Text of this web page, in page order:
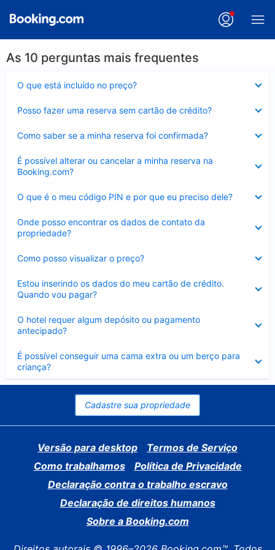
As 10 perguntas mais frequentes
O que está incluído no preço?
Posso fazer uma reserva sem cartão de crédito?
Como saber se a minha reserva foi confirmada?
É possível alterar ou cancelar a minha reserva na
Booking.com?
Contraído
O que é o meu código PIN e por que eu preciso dele?
Onde posso encontrar os dados de contato da
propriedade?
Como posso visualizar o preço?
Estou inserindo os dados do meu cartão de crédito.
Quando vou pagar?
O hotel requer algum depósito ou pagamento
antecipado?
É possível conseguir uma cama extra ou um berço para
criança?
Contraído
Cadastre sua propriedade
Versão para desktop
Termos de Serviço
Como trabalhamos
Política de Privacidade
Declaração contra o trabalho escravo
Declaração de direitos humanos
Sobre a Booking.com